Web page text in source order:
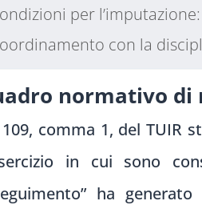
per
con la
normativo di
109, comma 1, del
in cui sono
ha